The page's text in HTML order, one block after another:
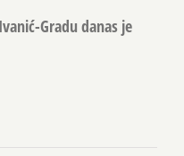
Gradu danas je